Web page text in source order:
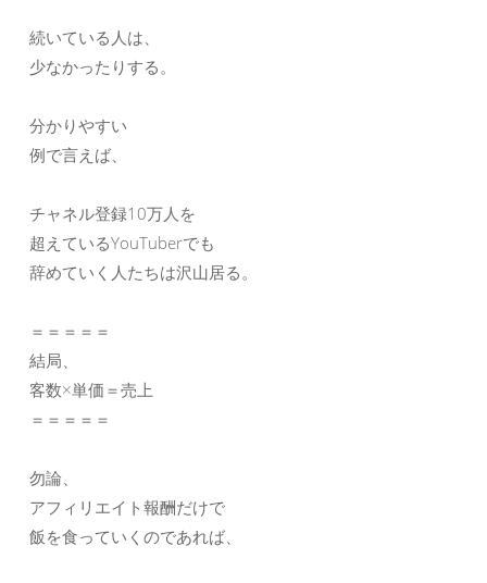
続いている人は、
少なかったりする。
分かりやすい
例で言えば、
チャネル登録10万人を
超えているYouTuberでも
辞めていく人たちは沢山居る。
＝＝＝＝＝
結局、
客数×単価＝売上
＝＝＝＝＝
勿論、
アフィリエイト報酬だけで
飯を食っていくのであれば、